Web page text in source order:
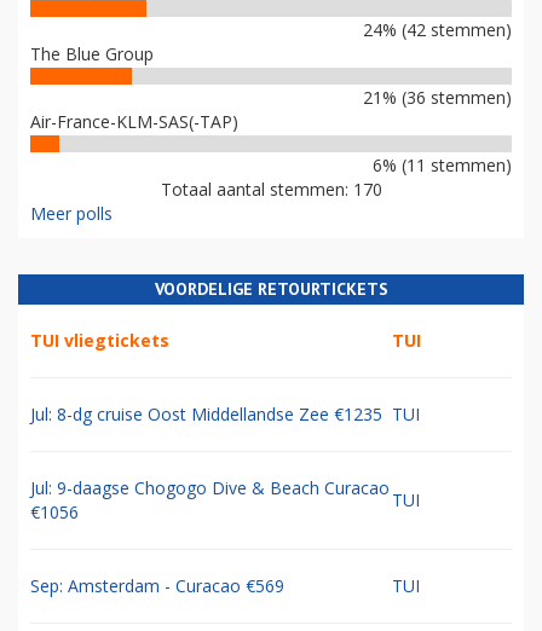
24% (42 stemmen)
The Blue Group
21% (36 stemmen)
Air-France-KLM-SAS(-TAP)
6% (11 stemmen)
Totaal aantal stemmen: 170
Meer polls
VOORDELIGE RETOURTICKETS
TUI vliegtickets TUI
Jul: 8-dg cruise Oost Middellandse Zee €1235 TUI
Jul: 9-daagse Chogogo Dive & Beach Curacao
€1056
TUI
Sep: Amsterdam - Curacao €569 TUI